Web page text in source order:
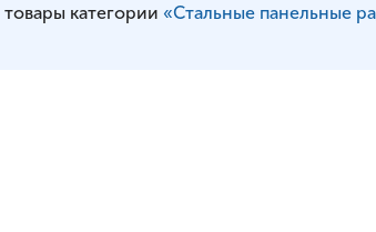
категории «Стальные панельные